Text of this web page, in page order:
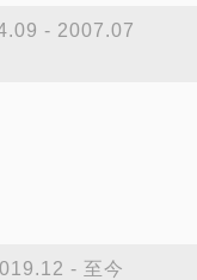
- 2007.07
- 至今